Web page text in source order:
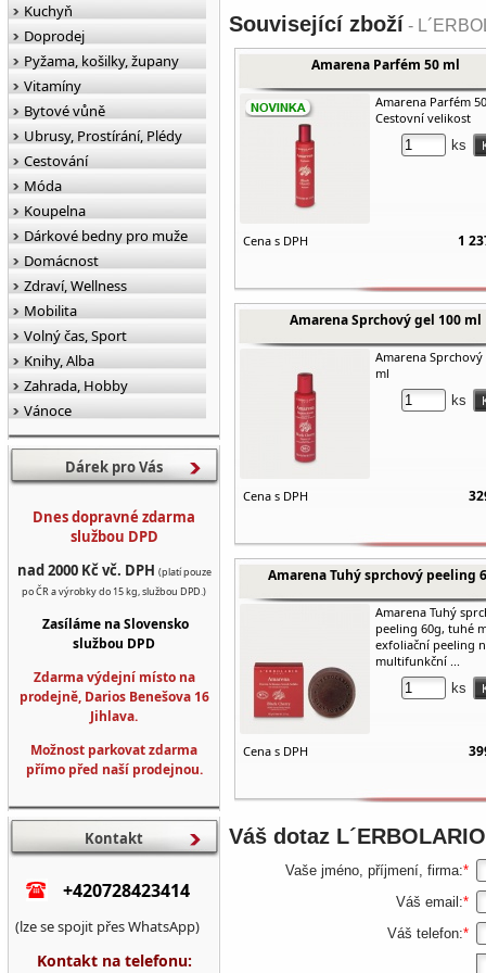
Související zboží -
Amarena Parfém 50 ml
Amarena Parfém
Cestovní velikost
ks
Cena s DPH 1
Amarena Sprchový gel 100 ml
Amarena Sprchový
ml
ks
Cena s DPH
Amarena Tuhý sprchový peeling
Amarena Tuhý
peeling 60g, tuhé
exfoliační peeling
multifunkční ...
ks
Cena s DPH
Váš dotaz
Vaše jméno, příjmení, firma:*
Váš email:*
Váš telefon:*
Kuchyň
Doprodej
Pyžama, košilky, župany
Vitamíny
Bytové vůně
Ubrusy, Prostírání, Plédy
Cestování
Móda
Koupelna
Dárkové bedny pro muže
Domácnost
Zdraví, Wellness
Mobilita
Volný čas, Sport
Knihy, Alba
Zahrada, Hobby
Vánoce
Dárek pro Vás
Dnes dopravné zdarma
službou DPD
nad 2000 Kč vč. DPH (platí pouze
po ČR a výrobky do 15 kg, službou DPD.)
Zasíláme na Slovensko
službou DPD
Zdarma výdejní místo na
prodejně, Darios Benešova 16
Jihlava.
Možnost parkovat zdarma
přímo před naší prodejnou.
Kontakt
+420728423414
(lze se spojit přes WhatsApp)
Kontakt na telefonu: